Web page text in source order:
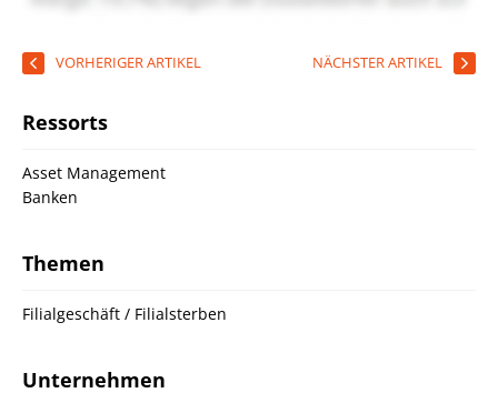
VORHERIGER ARTIKEL NÄCHSTER ARTIKEL
Ressorts
Asset Management
Banken
Themen
Filialgeschäft / Filialsterben
Unternehmen